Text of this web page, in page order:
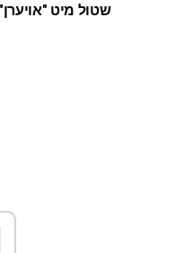
שטול מיט